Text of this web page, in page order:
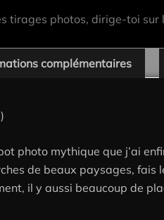
tirages photos, dirige-toi sur
complémentaires
photo mythique que j’ai
de beaux paysages,
il y aussi beaucoup de